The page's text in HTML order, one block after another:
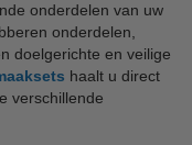
onderdelen van uw
onderdelen,
doelgerichte en veilige
haalt u direct
verschillende